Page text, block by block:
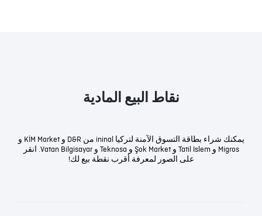
نقاط البيع المادية
يمكنك شراء بطاقة التسوق الآمنة لتركيا ininal من D&R و KİM Market و
Migros و Tatil Islem و Şok Market و Teknosa و Vatan Bilgisayar. انقر
على الصور لمعرفة أقرب نقطة بيع لك!